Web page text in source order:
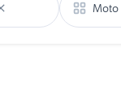
Moto